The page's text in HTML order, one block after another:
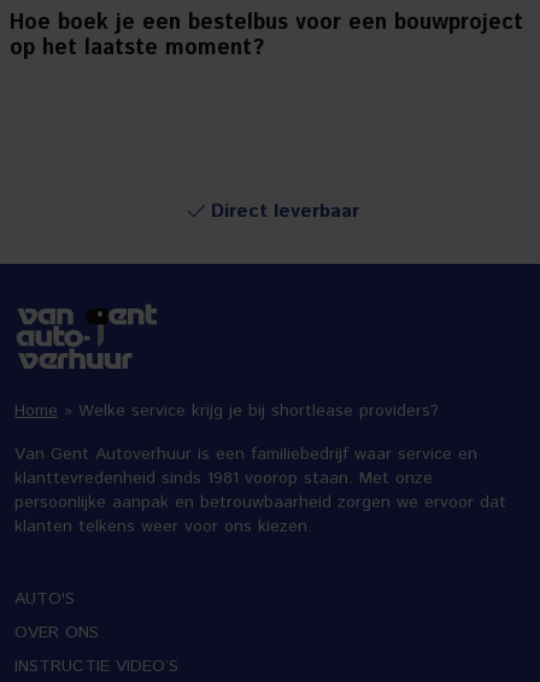
Hoe boek je een bestelbus voor een bouwproject
op het laatste moment?
Direct leverbaar
Home » Welke service krijg je bij shortlease providers?
Van Gent Autoverhuur is een familiebedrijf waar service en
klanttevredenheid sinds 1981 voorop staan. Met onze
persoonlijke aanpak en betrouwbaarheid zorgen we ervoor dat
klanten telkens weer voor ons kiezen.
AUTO'S
OVER ONS
INSTRUCTIE VIDEO’S